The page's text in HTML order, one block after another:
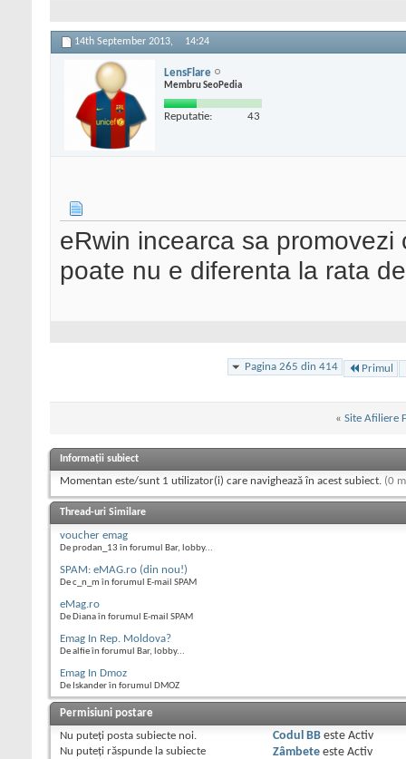
14th September 2013, 14:24
LensFlare
Membru SeoPedia
Reputatie: 43
eRwin incearca sa
poate nu e diferenta la rata
Pagina 265 din 414 Primul
« Site Afiliere
Informații subiect
Momentan este/sunt 1 utilizator(i) care navighează în acest subiect. (0
Thread-uri Similare
voucher emag
De prodan_13 în forumul Bar, lobby...
SPAM: eMAG.ro (din nou!)
De c_n_m în forumul E-mail SPAM
eMag.ro
De Diana în forumul E-mail SPAM
Emag In Rep. Moldova?
De alfie în forumul Bar, lobby...
Emag In Dmoz
De Iskander în forumul DMOZ
Permisiuni postare
Nu puteţi posta subiecte noi.
Nu puteţi răspunde la subiecte
Codul BBeste Activ
Zâmbeteeste Activ